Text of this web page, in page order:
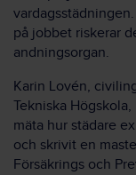
på jobbet riskerar
andningsorgan.
Karin Lovén,
Tekniska
mäta hur städare
och skrivit en
Försäkrings och